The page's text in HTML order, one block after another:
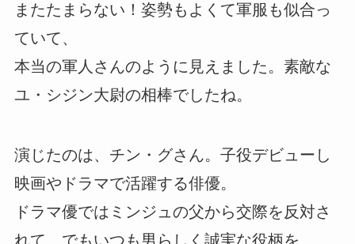
またたまらない！姿勢もよくて軍服も似合っ
ていて、
本当の軍人さんのように見えました。素敵な
ユ・シジン大尉の相棒でしたね。
演じたのは、チン・グさん。子役デビューし
映画やドラマで活躍する俳優。
ドラマ優ではミンジュの父から交際を反対さ
れて、でもいつも男らしく誠実な役柄を